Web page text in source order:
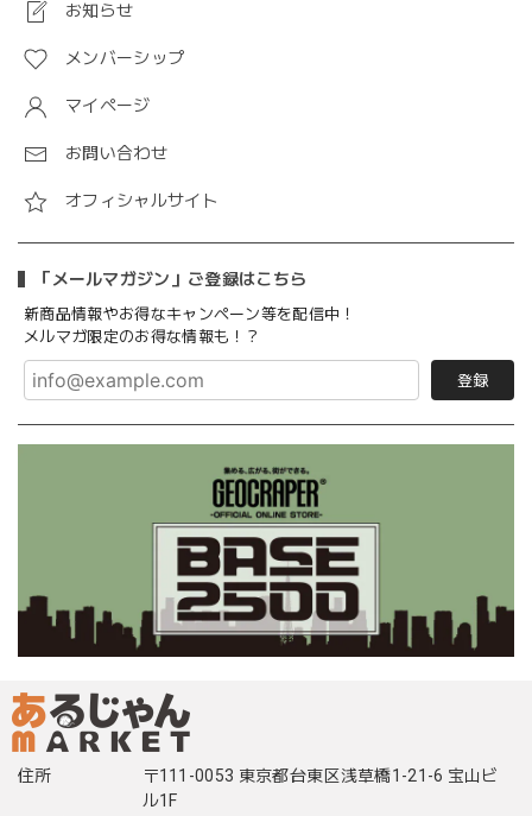
お知らせ
メンバーシップ
マイページ
お問い合わせ
オフィシャルサイト
「メールマガジン」ご登録はこちら
新商品情報やお得なキャンペーン等を配信中！
メルマガ限定のお得な情報も！？
登録
住所
〒111-0053 東京都台東区浅草橋1-21-6 宝山ビ
ル1F